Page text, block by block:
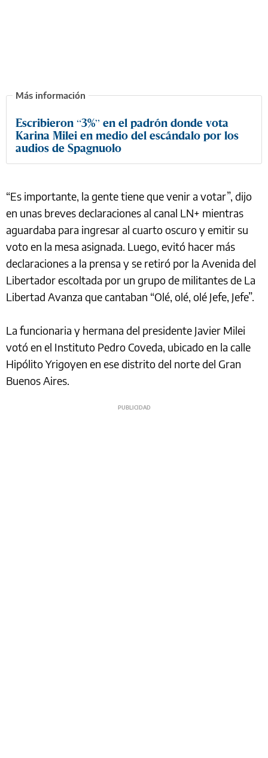
Escribieron “3%” en el padrón donde vota
Karina Milei en medio del escándalo por los
audios de Spagnuolo
“Es importante, la gente tiene que venir a votar”, dijo
en unas breves declaraciones al canal LN+ mientras
aguardaba para ingresar al cuarto oscuro y emitir su
voto en la mesa asignada. Luego, evitó hacer más
declaraciones a la prensa y se retiró por la Avenida del
Libertador escoltada por un grupo de militantes de La
Libertad Avanza que cantaban “Olé, olé, olé Jefe, Jefe”.
La funcionaria y hermana del presidente Javier Milei
votó en el Instituto Pedro Coveda, ubicado en la calle
Hipólito Yrigoyen en ese distrito del norte del Gran
Buenos Aires.